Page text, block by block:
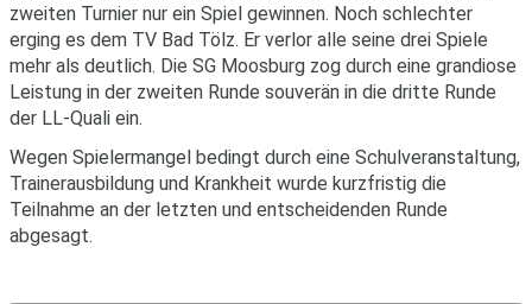
zweiten Turnier nur ein Spiel gewinnen. Noch schlechter
erging es dem TV Bad Tölz. Er verlor alle seine drei Spiele
mehr als deutlich. Die SG Moosburg zog durch eine grandiose
Leistung in der zweiten Runde souverän in die dritte Runde
der LL-Quali ein.
Wegen Spielermangel bedingt durch eine Schulveranstaltung,
Trainerausbildung und Krankheit wurde kurzfristig die
Teilnahme an der letzten und entscheidenden Runde
abgesagt.